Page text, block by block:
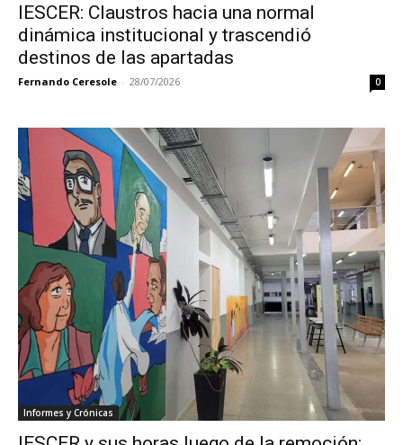
IESCER: Claustros hacia una normal
dinámica institucional y trascendió
destinos de las apartadas
Fernando Ceresole - 28/07/2026 0
Informes y Crónicas